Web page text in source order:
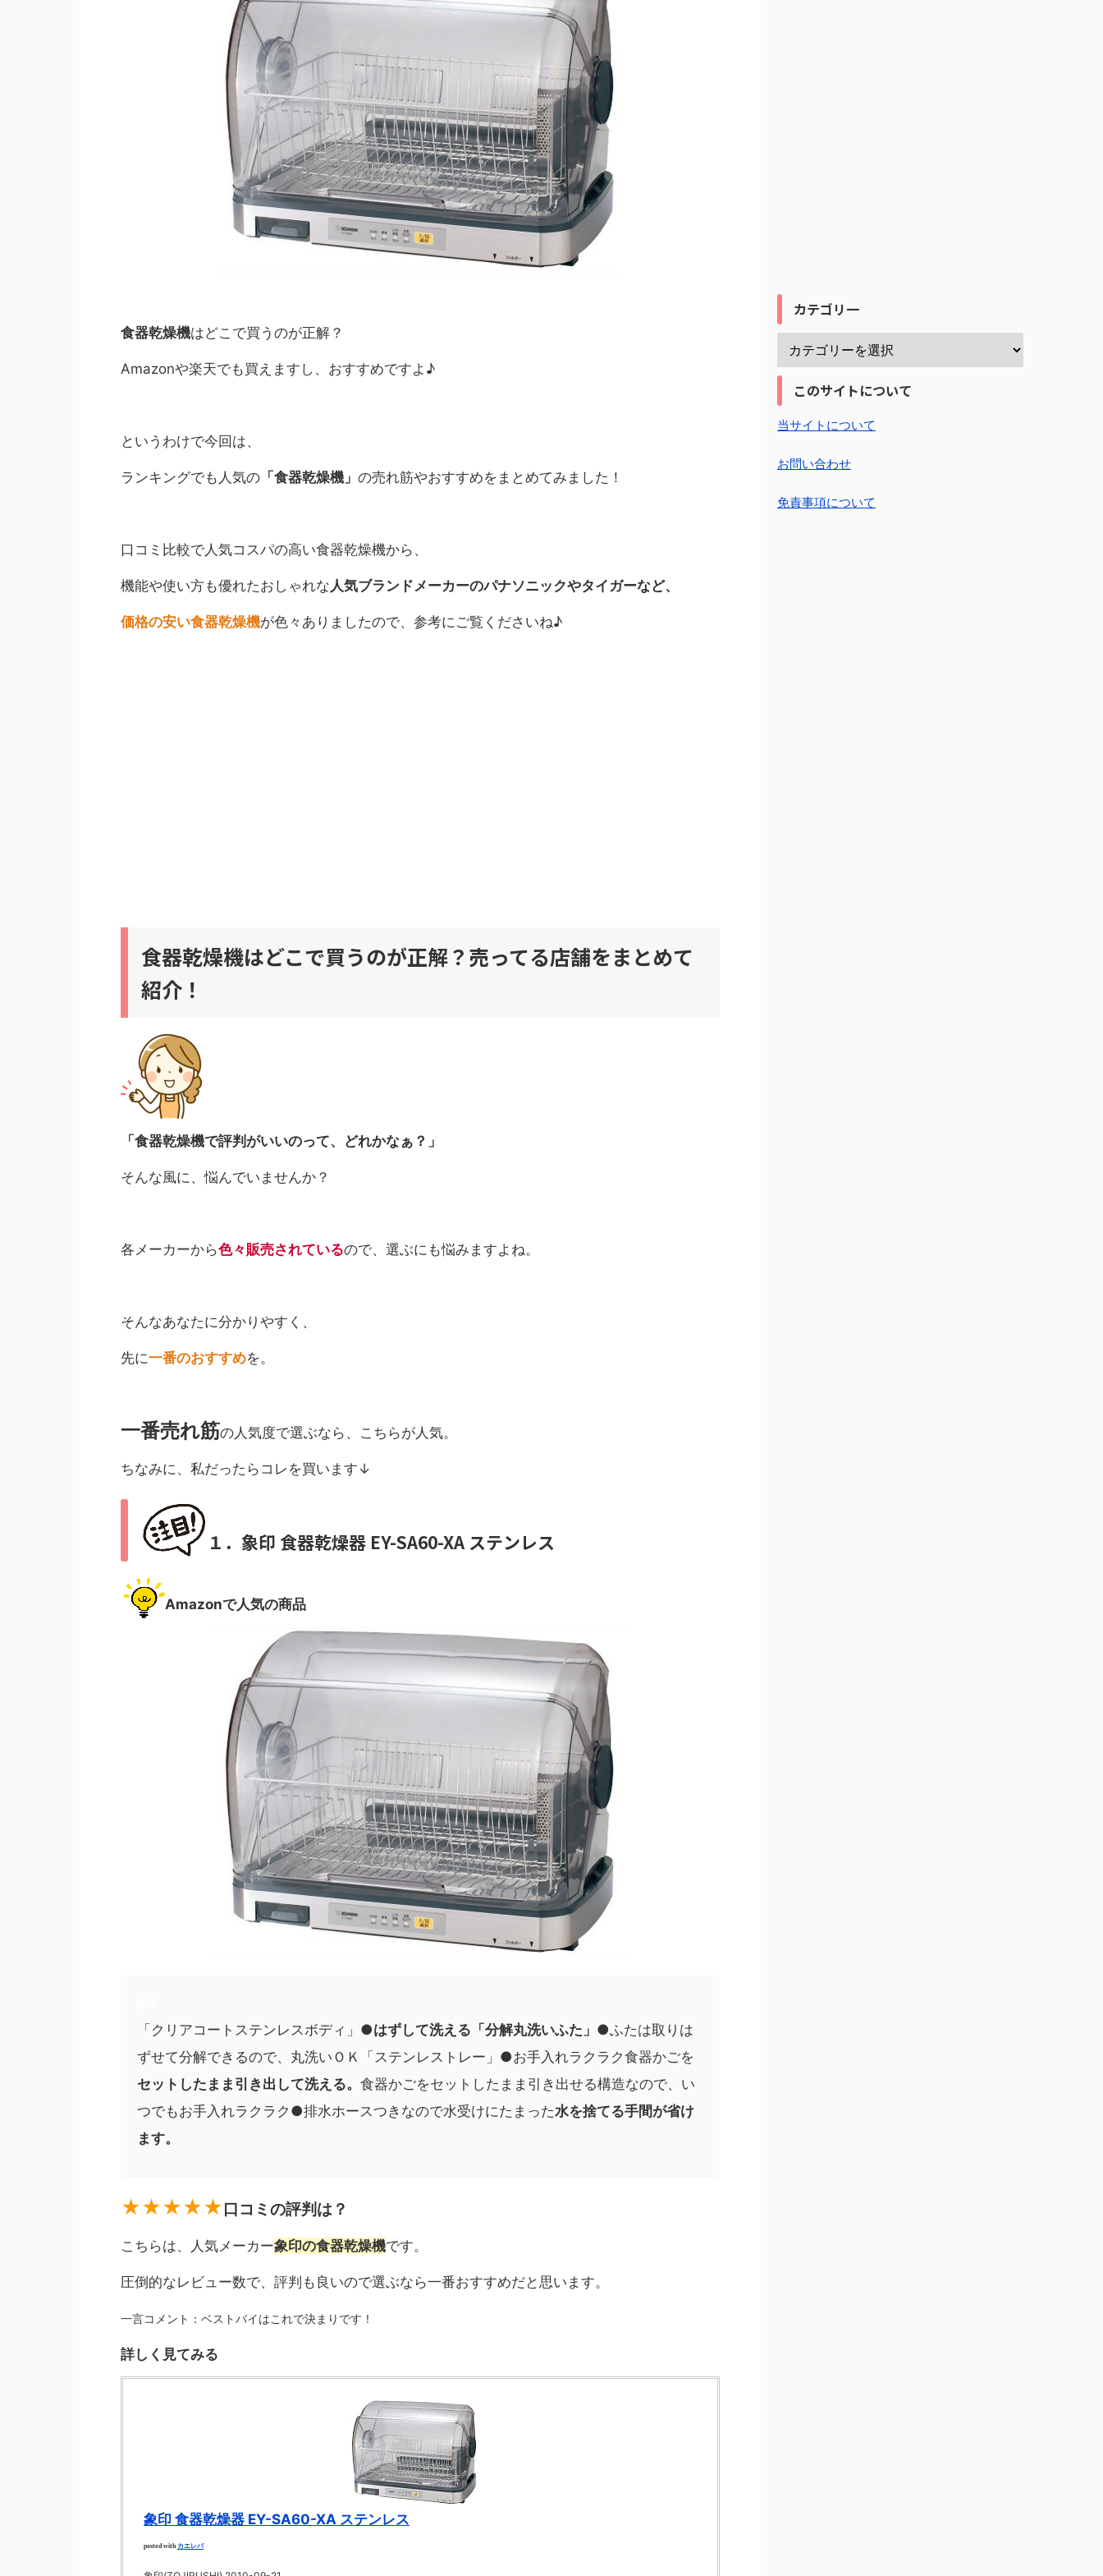
食器乾燥機はどこで買うのが正解？
Amazonや楽天でも買えますし、おすすめですよ♪
というわけで今回は、
ランキングでも人気の 「食器乾燥機」 の売れ筋やおすすめをまとめてみました！
口コミ比較で人気コスパの高い食器乾燥機から、
機能や使い方も優れたおしゃれな人気ブランドメーカーのパナソニックやタイガーなど、
価格の安い食器乾燥機が色々ありましたので、参考にご覧くださいね♪
食器乾燥機はどこで買うのが正解？売ってる店舗をまとめて
紹介！
「食器乾燥機で評判がいいのって、どれかなぁ？」
そんな風に、悩んでいませんか？
各メーカーから色々販売されているので、選ぶにも悩みますよね。
そんなあなたに分かりやすく、
先に一番のおすすめを。
一番売れ筋の人気度で選ぶなら、こちらが人気。
ちなみに、私だったらコレを買います↓
１．象印 食器乾燥器 EY-SA60-XA ステンレス
Amazonで人気の商品
「クリアコートステンレスボディ」●はずして洗える「分解丸洗いふた」 ●ふたは取りは
ずせて分解できるので、丸洗いＯＫ「ステンレストレー」●お手入れラクラク食器かごを
セットしたまま引き出して洗える。 食器かごをセットしたまま引き出せる構造なので、い
つでもお手入れラクラク●排水ホースつきなので水受けにたまった水を捨てる手間が省け
ます。
★★★★★口コミの評判は？
こちらは、人気メーカー象印の食器乾燥機です。
圧倒的なレビュー数で、評判も良いので選ぶなら一番おすすめだと思います。
一言コメント：ベストバイはこれで決まりです！
詳しく見てみる
象印 食器乾燥器 EY-SA60-XA ステンレス
posted with カエレバ
カテゴリ一
このサイトについて
当サイトについて
お問い合わせ
免責事項について